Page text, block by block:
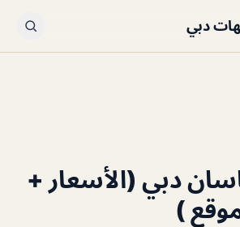
دبي
دبي (الأسعار +
)